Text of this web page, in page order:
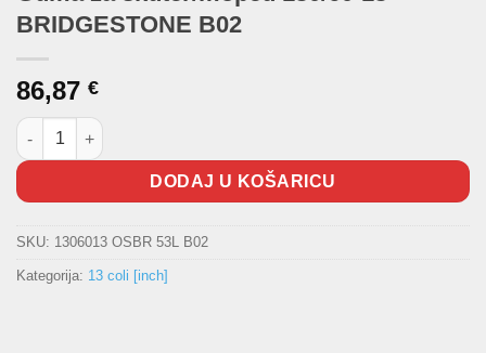
BRIDGESTONE B02
86,87 €
Guma za skuter/moped 130/60-13 BRIDGESTONE B02 količina
DODAJ U KOŠARICU
SKU: 1306013 OSBR 53L B02
Kategorija: 13 coli [inch]